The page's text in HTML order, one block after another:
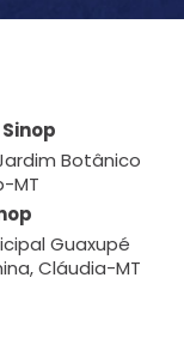
Botânico
MT
Guaxupé
Cláudia-MT